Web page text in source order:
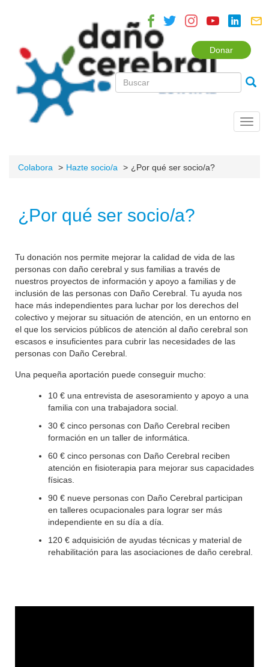
Donar
Colabora Hazte socio/a ¿Por qué ser socio/a?
¿Por qué ser socio/a?
Tu donación nos permite mejorar la calidad de vida de las
personas con daño cerebral y sus familias a través de
nuestros proyectos de información y apoyo a familias y de
inclusión de las personas con Daño Cerebral. Tu ayuda nos
hace más independientes para luchar por los derechos del
colectivo y mejorar su situación de atención, en un entorno en
el que los servicios públicos de atención al daño cerebral son
escasos e insuficientes para cubrir las necesidades de las
personas con Daño Cerebral.
Una pequeña aportación puede conseguir mucho:
10 € una entrevista de asesoramiento y apoyo a una
familia con una trabajadora social.
30 € cinco personas con Daño Cerebral reciben
formación en un taller de informática.
60 € cinco personas con Daño Cerebral reciben
atención en fisioterapia para mejorar sus capacidades
físicas.
90 € nueve personas con Daño Cerebral participan
en talleres ocupacionales para lograr ser más
independiente en su día a día.
120 € adquisición de ayudas técnicas y material de
rehabilitación para las asociaciones de daño cerebral.